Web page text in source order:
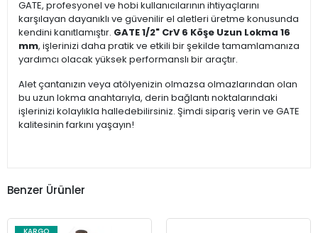
GATE, profesyonel ve hobi kullanıcılarının ihtiyaçlarını
karşılayan dayanıklı ve güvenilir el aletleri üretme konusunda
kendini kanıtlamıştır. GATE 1/2" CrV 6 Köşe Uzun Lokma 16
mm, işlerinizi daha pratik ve etkili bir şekilde tamamlamanıza
yardımcı olacak yüksek performanslı bir araçtır.
Alet çantanızın veya atölyenizin olmazsa olmazlarından olan
bu uzun lokma anahtarıyla, derin bağlantı noktalarındaki
işlerinizi kolaylıkla halledebilirsiniz. Şimdi sipariş verin ve GATE
kalitesinin farkını yaşayın!
Benzer Ürünler